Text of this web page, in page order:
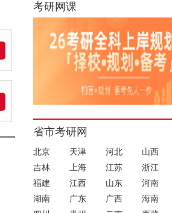
考研网课
省市考研网
北京 天津 河北 山西
吉林
上海 江苏 浙江
福建
江西 山东 河南
湖南
广东 广西 海南